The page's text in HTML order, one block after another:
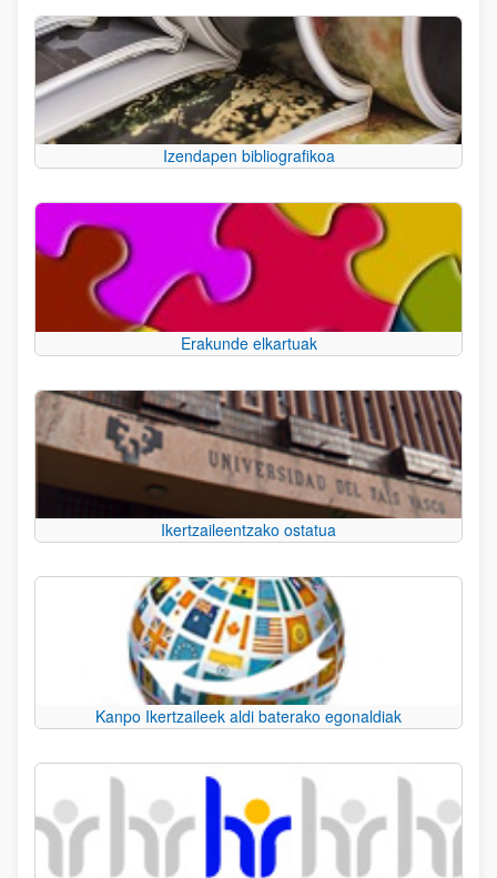
Izendapen bibliografikoa
Erakunde elkartuak
Ikertzaileentzako ostatua
Kanpo Ikertzaileek aldi baterako egonaldiak